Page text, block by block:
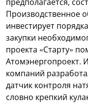
Производственное
инвестирует
закупки
проекта «Старту»
Атомэнергопроект.
компаний
датчик контроля
словно крепкий